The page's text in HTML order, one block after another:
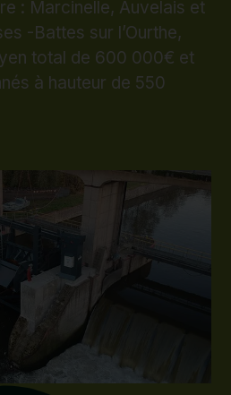
: Marcinelle, Auvelais et
-Battes sur l’Ourthe,
total de 600 000€ et
à hauteur de 550